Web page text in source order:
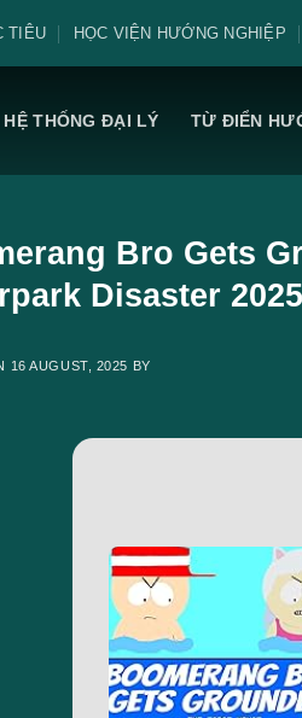
TIÊU HỌC VIỆN HƯỚNG NGHIỆP
HỆ THỐNG ĐẠI LÝ TỪ ĐIỂN
Bro Gets
Disaster
16 AUGUST, 2025 BY